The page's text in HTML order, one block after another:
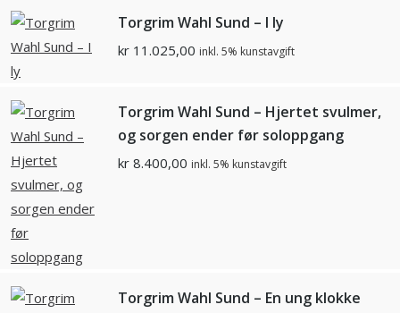
Torgrim Wahl Sund – I ly
kr 11.025,00 inkl. 5% kunstavgift
Torgrim Wahl Sund – Hjertet svulmer,
og sorgen ender før soloppgang
kr 8.400,00 inkl. 5% kunstavgift
Torgrim Wahl Sund – En ung klokke